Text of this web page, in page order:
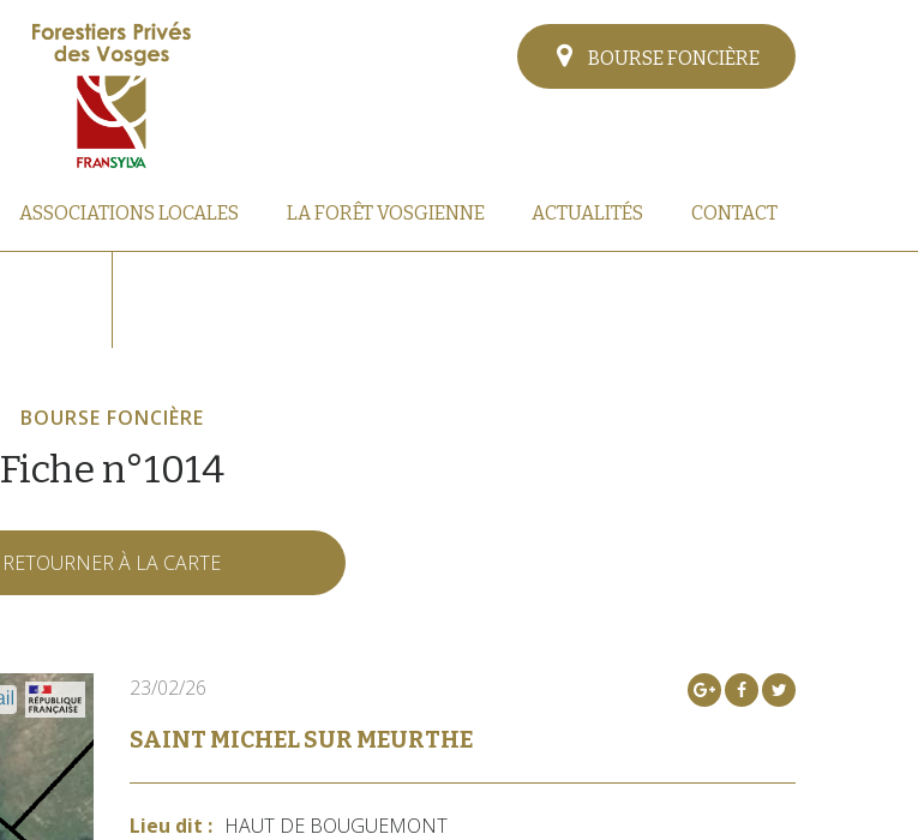
BOURSE FONCIÈRE
ASSOCIATIONS LOCALES LA FORÊT VOSGIENNE ACTUALITÉS CONTACT
BOURSE FONCIÈRE
Fiche n°1014
RETOURNER À LA CARTE
23/02/26
SAINT MICHEL SUR MEURTHE
Lieu dit : HAUT DE BOUGUEMONT